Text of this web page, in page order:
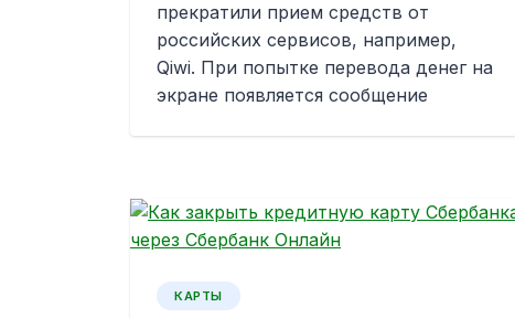
прекратили прием средств от
российских сервисов, например,
Qiwi. При попытке перевода денег на
экране появляется сообщение
КАРТЫ